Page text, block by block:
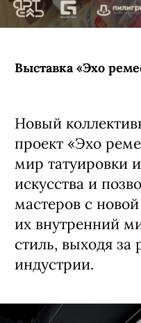
Новый
проект «Эхо
мир татуировки
искусства и
мастеров с
их внутренний
индустрии.